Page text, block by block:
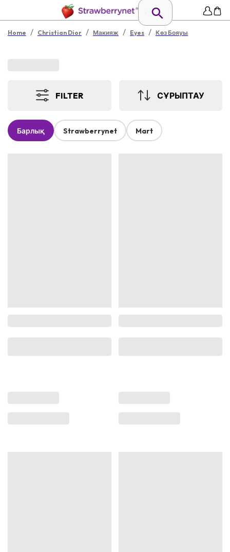
Home / Christian Dior / Макияж / Eyes / Көз Бояуы
FILTER СҰРЫПТАУ
Барлық Strawberrynet Mart